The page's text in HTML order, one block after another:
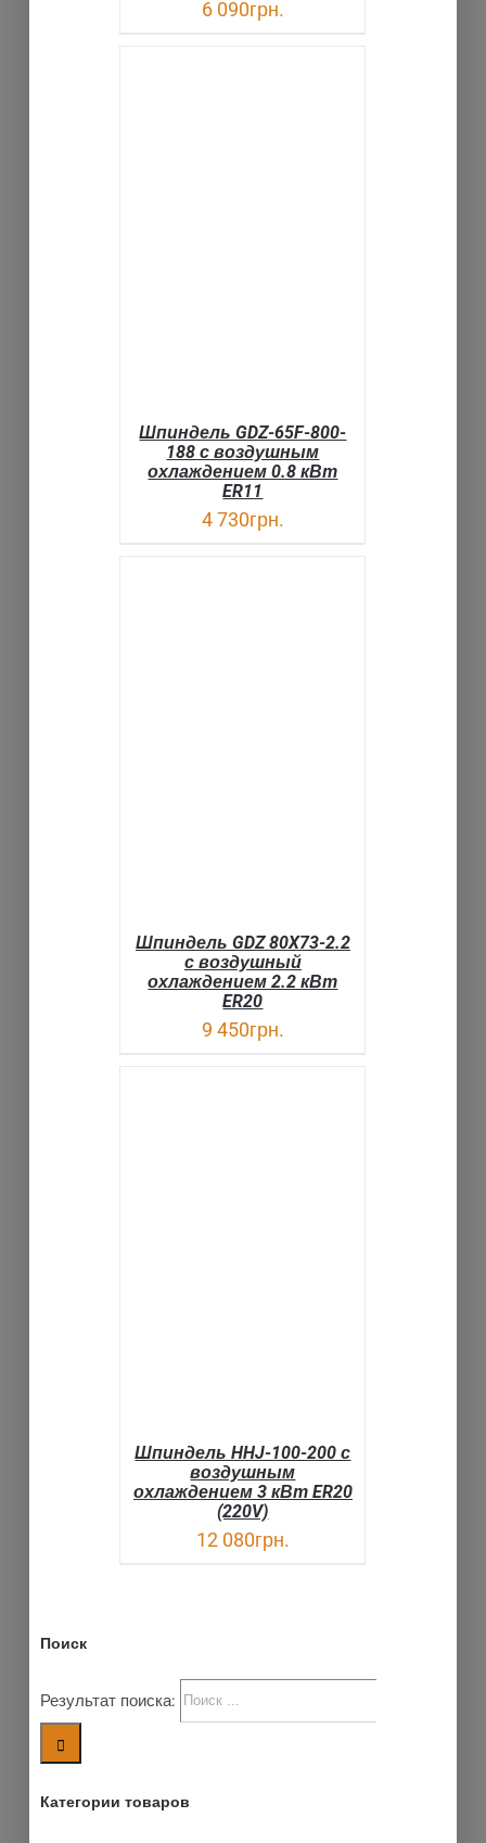
6 090грн.
Шпиндель GDZ-65F-800-
188 с воздушным
охлаждением 0.8 кВт
ER11
4 730грн.
Шпиндель GDZ 80X73-2.2
с воздушный
охлаждением 2.2 кВт
ER20
9 450грн.
Шпиндель HHJ-100-200 с
воздушным
охлаждением 3 кВт ER20
(220V)
12 080грн.
Поиск
Результат поиска:
Категории товаров